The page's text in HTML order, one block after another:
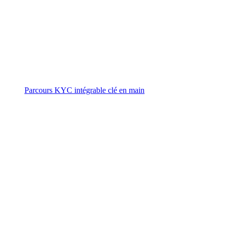
Parcours KYC intégrable clé en main